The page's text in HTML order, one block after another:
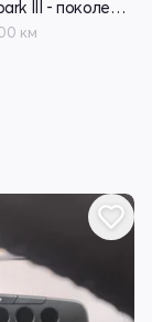
Chevrolet Spark III - поколение
км